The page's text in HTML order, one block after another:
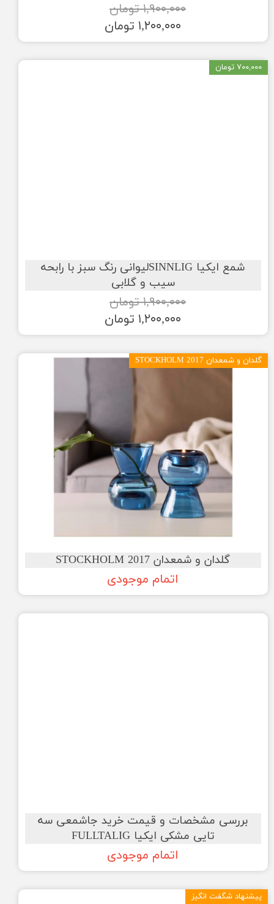
۱,۹۰۰,۰۰۰ تومان
۱,۲۰۰,۰۰۰ تومان
شمع ایکیا SINNLIGلیوانی رنگ سبز با رابحه
سیب و گلابی
۱,۹۰۰,۰۰۰ تومان
۱,۲۰۰,۰۰۰ تومان
۷۰۰,۰۰۰ تومان
گلدان و شمعدان STOCKHOLM 2017
اتمام موجودی
گلدان و شمعدان STOCKHOLM 2017
بررسی مشخصات و قیمت خرید جاشمعی سه
تایی مشکی ایکیا FULLTALIG
اتمام موجودی
پیشنهاد شگفت انگیز